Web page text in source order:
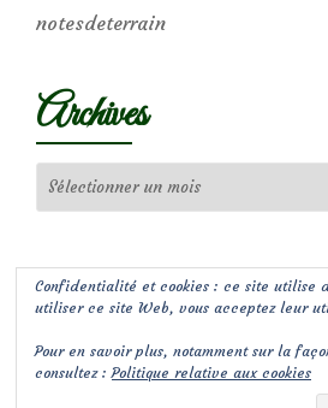
notesdeterrain
Archives
Confidentialité et cookies : ce site utilise
utiliser ce site Web, vous acceptez leur
Pour en savoir plus, notamment sur la
consultez :Politique relative aux cookies